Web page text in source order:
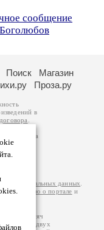
сообщение
Поиск
Магазин
Проза.ру
в
авторам
возможна
за
на
персональных данных
информацию о портале и
200 тысяч
более двух